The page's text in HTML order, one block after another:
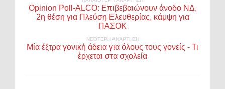
Opinion Poll-ALCO: Επιβεβαιώνουν άνοδο ΝΔ,
2η θέση για Πλεύση Ελευθερίας, κάμψη για
ΠΑΣΟΚ
ΝΕΌΤΕΡΗ ΑΝΆΡΤΗΣΗ
Μία έξτρα γονική άδεια για όλους τους γονείς - Τι
έρχεται στα σχολεία